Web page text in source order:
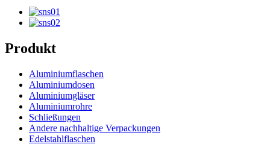
Produkt
Aluminiumflaschen
Aluminiumdosen
Aluminiumgläser
Aluminiumrohre
Schließungen
Andere nachhaltige Verpackungen
Edelstahlflaschen